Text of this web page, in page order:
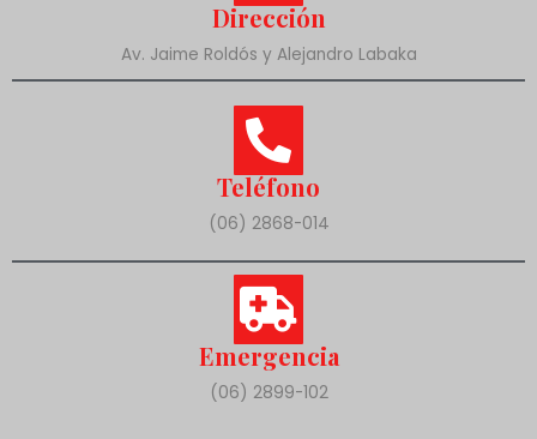
Dirección
Av. Jaime Roldós y Alejandro Labaka
Teléfono
(06) 2868-014
Emergencia
(06) 2899-102